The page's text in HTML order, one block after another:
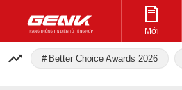
Mới
Better Choice Awards 2026